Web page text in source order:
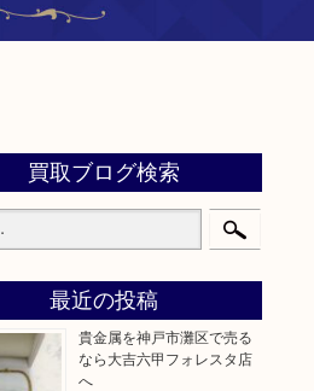
買取ブログ検索
最近の投稿
貴金属を神戸市灘区で売る
なら大吉六甲フォレスタ店
へ